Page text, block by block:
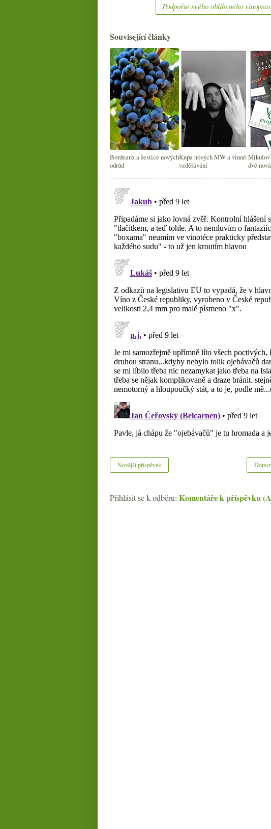
Podpořte svého oblíbeného
Související články
Bordeaux a šestice nových
odrůd
Kupa nových MW a vinné
vzdělávání
Mikulov
dvě
Novější příspěvek
Přihlásit se k odběru: Komentáře k příspěvku